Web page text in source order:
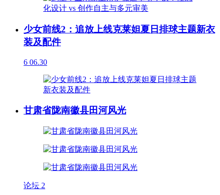
少女前线2：追放上线克莱妲夏日排球主题新衣
装及配件
6 06.30
甘肃省陇南徽县田河风光
论坛 2